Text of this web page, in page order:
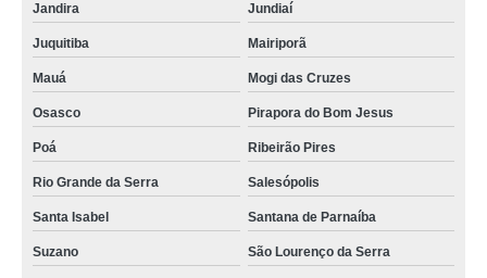
Jandira Jundiaí
Juquitiba Mairiporã
Mauá Mogi das Cruzes
Osasco Pirapora do Bom Jesus
Poá Ribeirão Pires
Rio Grande da Serra Salesópolis
Santa Isabel Santana de Parnaíba
Suzano São Lourenço da Serra